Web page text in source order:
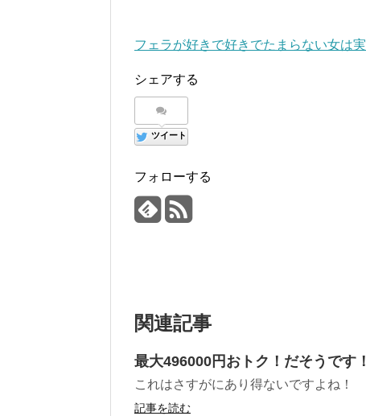
フェラが好きで好きでたまらない女は
シェアする
ツイート
フォローする
関連記事
最大496000円おトク！だそうです！
これはさすがにあり得ないですよね！
記事を読む